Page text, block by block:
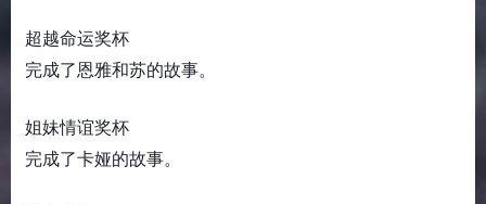
超越命运奖杯
完成了恩雅和苏的故事。
姐妹情谊奖杯
完成了卡娅的故事。